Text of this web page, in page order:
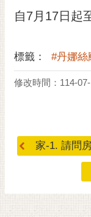
市府團隊
主題服務
市政資訊
黃
偉
螢
光
自7月17日起
標籤： #丹娜絲
修改時間：114-
家-1. 請問